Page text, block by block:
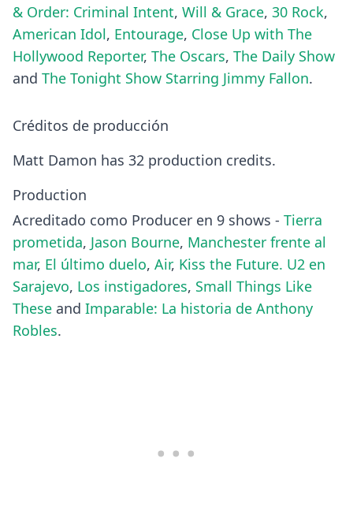
& Order: Criminal Intent, Will & Grace, 30 Rock,
American Idol, Entourage, Close Up with The
Hollywood Reporter, The Oscars, The Daily Show
and The Tonight Show Starring Jimmy Fallon.
Créditos de producción
Matt Damon has 32 production credits.
Production
Acreditado como Producer en 9 shows - Tierra
prometida, Jason Bourne, Manchester frente al
mar, El último duelo, Air, Kiss the Future. U2 en
Sarajevo, Los instigadores, Small Things Like
These and Imparable: La historia de Anthony
Robles.